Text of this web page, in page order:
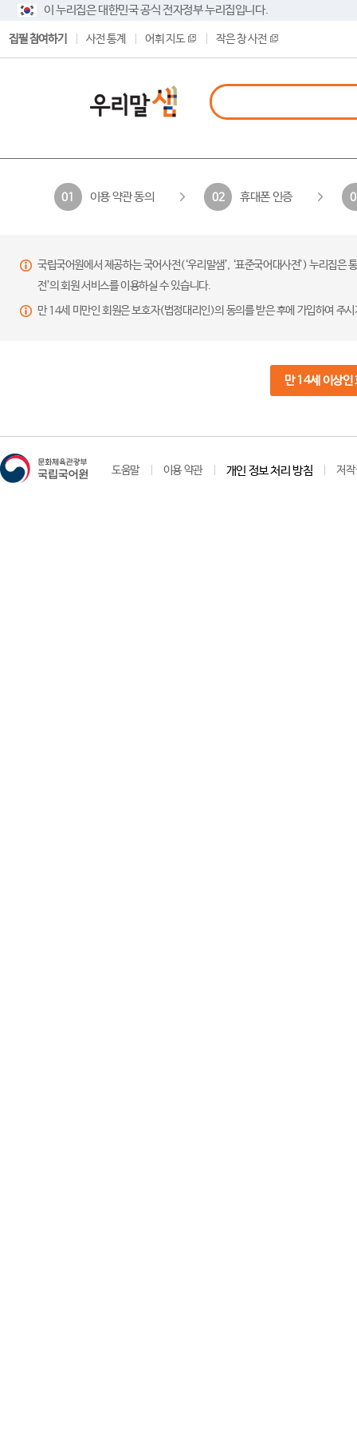
이 누리집은 대한민국 공식 전자정부 누리집입니다.
집필 참여하기 사전 통계 어휘 지도 작은 창 사전
01 이용 약관 동의 02 휴대폰 인증
국립국어원에서 제공하는 국어사전(‘우리말샘’, ‘표준국어대사전’) 누리집
전’의 회원 서비스를 이용하실 수 있습니다.
만 14세 미만인 회원은 보호자(법정대리인)의 동의를 받은 후에 가입하여 주
만 14세 이상인
도움말 이용 약관 개인 정보 처리 방침 저